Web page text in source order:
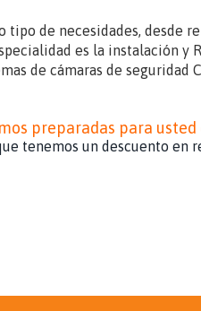
tipo de necesidades, desde
es la instalación y
de cámaras de seguridad
preparadas para
tenemos un descuento